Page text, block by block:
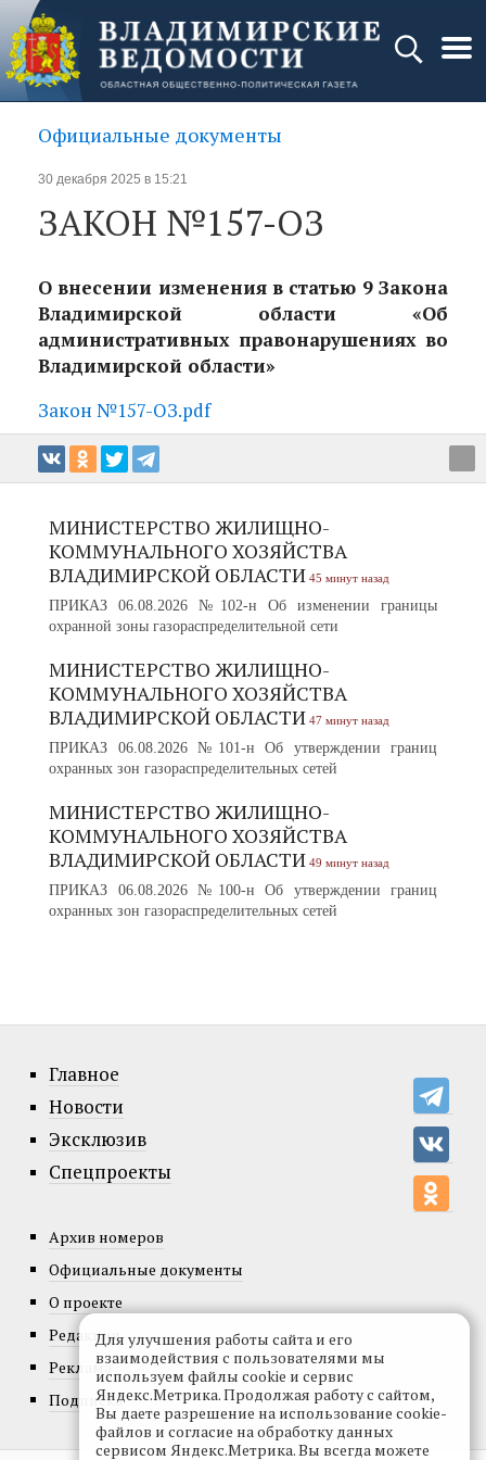
Официальные документы
30 декабря 2025 в 15:21
ЗАКОН №157-ОЗ
О внесении изменения в статью 9 Закона
Владимирской области «Об
административных правонарушениях во
Владимирской области»
Закон №157-ОЗ.pdf
МИНИСТЕРСТВО ЖИЛИЩНО-
КОММУНАЛЬНОГО ХОЗЯЙСТВА
ВЛАДИМИРСКОЙ ОБЛАСТИ 45 минут назад
ПРИКАЗ 06.08.2026 №102-н Об изменении границы
охранной зоны газораспределительной сети
МИНИСТЕРСТВО ЖИЛИЩНО-
КОММУНАЛЬНОГО ХОЗЯЙСТВА
ВЛАДИМИРСКОЙ ОБЛАСТИ 47 минут назад
ПРИКАЗ 06.08.2026 №101-н Об утверждении границ
охранных зон газораспределительных сетей
МИНИСТЕРСТВО ЖИЛИЩНО-
КОММУНАЛЬНОГО ХОЗЯЙСТВА
ВЛАДИМИРСКОЙ ОБЛАСТИ 49 минут назад
ПРИКАЗ 06.08.2026 №100-н Об утверждении границ
охранных зон газораспределительных сетей
Главное
Новости
Эксклюзив
Спецпроекты
Архив номеров
Официальные документы
О проекте
Редакция
Реклама
Подписка
Для улучшения работы сайта и его
взаимодействия с пользователями мы
используем файлы cookie и сервис
Яндекс.Метрика. Продолжая работу с сайтом,
Вы даете разрешение на использование cookie-
файлов и согласие на обработку данных
сервисом Яндекс.Метрика. Вы всегда можете